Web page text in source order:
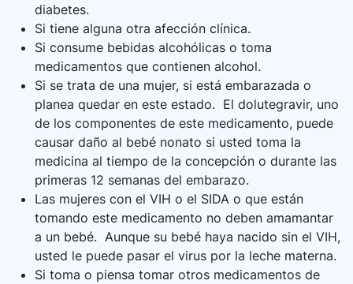
diabetes.
Si tiene alguna otra afección clínica.
Si consume bebidas alcohólicas o toma
medicamentos que contienen alcohol.
Si se trata de una mujer, si está embarazada o
planea quedar en este estado. El dolutegravir, uno
de los componentes de este medicamento, puede
causar daño al bebé nonato si usted toma la
medicina al tiempo de la concepción o durante las
primeras 12 semanas del embarazo.
Las mujeres con el VIH o el SIDA o que están
tomando este medicamento no deben amamantar
a un bebé. Aunque su bebé haya nacido sin el VIH,
usted le puede pasar el virus por la leche materna.
Si toma o piensa tomar otros medicamentos de